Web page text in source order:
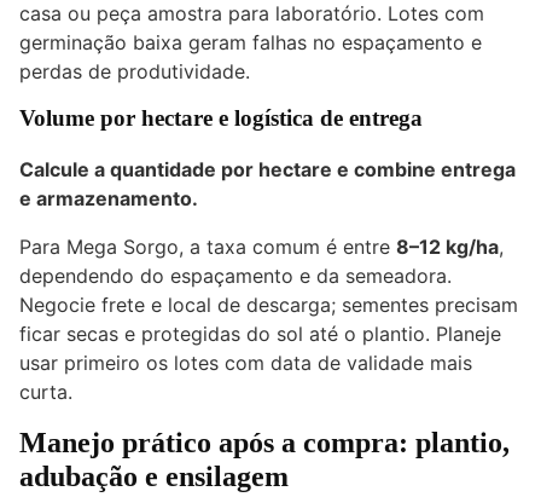
casa ou peça amostra para laboratório. Lotes com
germinação baixa geram falhas no espaçamento e
perdas de produtividade.
Volume por hectare e logística de entrega
Calcule a quantidade por hectare e combine entrega
e armazenamento.
Para Mega Sorgo, a taxa comum é entre 8–12 kg/ha,
dependendo do espaçamento e da semeadora.
Negocie frete e local de descarga; sementes precisam
ficar secas e protegidas do sol até o plantio. Planeje
usar primeiro os lotes com data de validade mais
curta.
Manejo prático após a compra: plantio,
adubação e ensilagem